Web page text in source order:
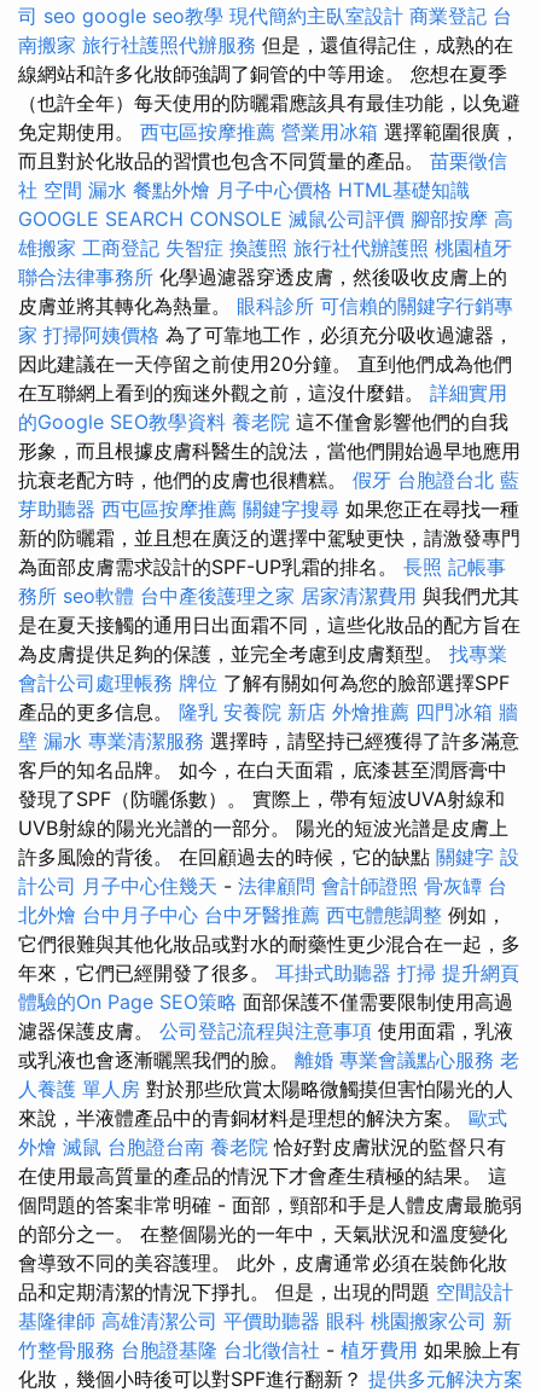
司 seo google seo教學 現代簡約主臥室設計 商業登記 台
南搬家 旅行社護照代辦服務 但是，還值得記住，成熟的在
線網站和許多化妝師強調了銅管的中等用途。 您想在夏季
（也許全年）每天使用的防曬霜應該具有最佳功能，以免避
免定期使用。 西屯區按摩推薦 營業用冰箱 選擇範圍很廣，
而且對於化妝品的習慣也包含不同質量的產品。 苗栗徵信
社 空間 漏水 餐點外燴 月子中心價格 HTML基礎知識
GOOGLE SEARCH CONSOLE 滅鼠公司評價 腳部按摩 高
雄搬家 工商登記 失智症 換護照 旅行社代辦護照 桃園植牙
聯合法律事務所 化學過濾器穿透皮膚，然後吸收皮膚上的
皮膚並將其轉化為熱量。 眼科診所 可信賴的關鍵字行銷專
家 打掃阿姨價格 為了可靠地工作，必須充分吸收過濾器，
因此建議在一天停留之前使用20分鐘。 直到他們成為他們
在互聯網上看到的痴迷外觀之前，這沒什麼錯。 詳細實用
的Google SEO教學資料 養老院 這不僅會影響他們的自我
形象，而且根據皮膚科醫生的說法，當他們開始過早地應用
抗衰老配方時，他們的皮膚也很糟糕。 假牙 台胞證台北 藍
芽助聽器 西屯區按摩推薦 關鍵字搜尋 如果您正在尋找一種
新的防曬霜，並且想在廣泛的選擇中駕駛更快，請激發專門
為面部皮膚需求設計的SPF-UP乳霜的排名。 長照 記帳事
務所 seo軟體 台中產後護理之家 居家清潔費用 與我們尤其
是在夏天接觸的通用日出面霜不同，這些化妝品的配方旨在
為皮膚提供足夠的保護，並完全考慮到皮膚類型。 找專業
會計公司處理帳務 牌位 了解有關如何為您的臉部選擇SPF
產品的更多信息。 隆乳 安養院 新店 外燴推薦 四門冰箱 牆
壁 漏水 專業清潔服務 選擇時，請堅持已經獲得了許多滿意
客戶的知名品牌。 如今，在白天面霜，底漆甚至潤唇膏中
發現了SPF（防曬係數）。 實際上，帶有短波UVA射線和
UVB射線的陽光光譜的一部分。 陽光的短波光譜是皮膚上
許多風險的背後。 在回顧過去的時候，它的缺點 關鍵字 設
計公司 月子中心住幾天 - 法律顧問 會計師證照 骨灰罈 台
北外燴 台中月子中心 台中牙醫推薦 西屯體態調整 例如，
它們很難與其他化妝品或對水的耐藥性更少混合在一起，多
年來，它們已經開發了很多。 耳掛式助聽器 打掃 提升網頁
體驗的On Page SEO策略 面部保護不僅需要限制使用高過
濾器保護皮膚。 公司登記流程與注意事項 使用面霜，乳液
或乳液也會逐漸曬黑我們的臉。 離婚 專業會議點心服務 老
人養護 單人房 對於那些欣賞太陽略微觸摸但害怕陽光的人
來說，半液體產品中的青銅材料是理想的解決方案。 歐式
外燴 滅鼠 台胞證台南 養老院 恰好對皮膚狀況的監督只有
在使用最高質量的產品的情況下才會產生積極的結果。 這
個問題的答案非常明確 - 面部，頸部和手是人體皮膚最脆弱
的部分之一。 在整個陽光的一年中，天氣狀況和溫度變化
會導致不同的美容護理。 此外，皮膚通常必須在裝飾化妝
品和定期清潔的情況下掙扎。 但是，出現的問題 空間設計
基隆律師 高雄清潔公司 平價助聽器 眼科 桃園搬家公司 新
竹整骨服務 台胞證基隆 台北徵信社 - 植牙費用 如果臉上有
化妝，幾個小時後可以對SPF進行翻新？ 提供多元解決方案